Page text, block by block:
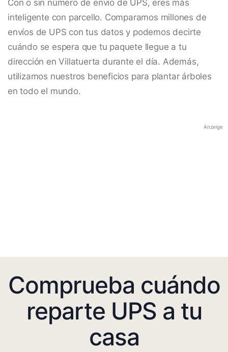
Con o sin número de envío de UPS, eres más
inteligente con parcello. Comparamos millones de
envíos de UPS con tus datos y podemos decirte
cuándo se espera que tu paquete llegue a tu
dirección en Villatuerta durante el día. Además,
utilizamos nuestros beneficios para plantar árboles
en todo el mundo.
Anzeige
Comprueba cuándo
reparte UPS a tu
casa